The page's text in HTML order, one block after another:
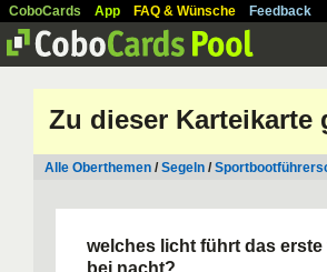
CoboCards App FAQ & Wünsche Feedback
Zu dieser Karteikarte
Alle Oberthemen /Segeln /
welches licht führt das
bei nacht?